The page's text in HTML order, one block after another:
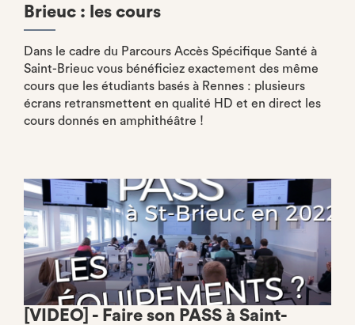
Brieuc : les cours
Dans le cadre du Parcours Accès Spécifique Santé à
Saint-Brieuc vous bénéficiez exactement des même
cours que les étudiants basés à Rennes : plusieurs
écrans retransmettent en qualité HD et en direct les
cours donnés en amphithéâtre !
[VIDEO] - Faire son PASS à Saint-